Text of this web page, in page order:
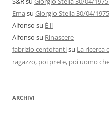
Ema su Giorgio Stella 30/04/
Alfonso su È lì
Alfonso su Rinascere
fabrizio centofantisu La ricerca
ragazzo, poi prete, poi uomo
ARCHIVI